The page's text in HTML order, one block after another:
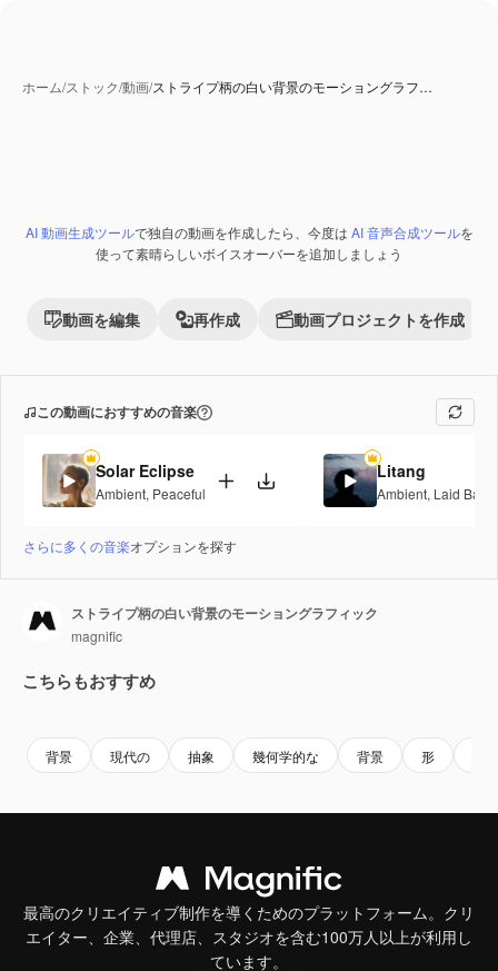
ホーム/ストック/動画/ストライプ柄の白い背景のモーショングラフ…
AI 動画生成ツールで独自の動画を作成したら、今度は AI 音声合成ツールを
使って素晴らしいボイスオーバーを追加しましょう
動画を編集 再作成 動画プロジェクトを作成
この動画におすすめの音楽
Solar Eclipse
Ambient, Peaceful
Litang
Ambient, Laid Back
さらに多くの音楽オプションを探す
ストライプ柄の白い背景のモーショングラフィック
magnific
こちらもおすすめ
背景 現代の 抽象 幾何学的な 背景 形
最高のクリエイティブ制作を導くためのプラットフォーム。クリ
エイター、企業、代理店、スタジオを含む100万人以上が利用し
ています。